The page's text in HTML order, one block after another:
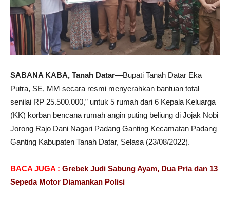
SABANA KABA, Tanah Datar—Bupati Tanah Datar Eka
Putra, SE, MM secara resmi menyerahkan bantuan total
senilai RP 25.500.000,” untuk 5 rumah dari 6 Kepala Keluarga
(KK) korban bencana rumah angin puting beliung di Jojak Nobi
Jorong Rajo Dani Nagari Padang Ganting Kecamatan Padang
Ganting Kabupaten Tanah Datar, Selasa (23/08/2022).
BACA JUGA : Grebek Judi Sabung Ayam, Dua Pria dan 13
Sepeda Motor Diamankan Polisi